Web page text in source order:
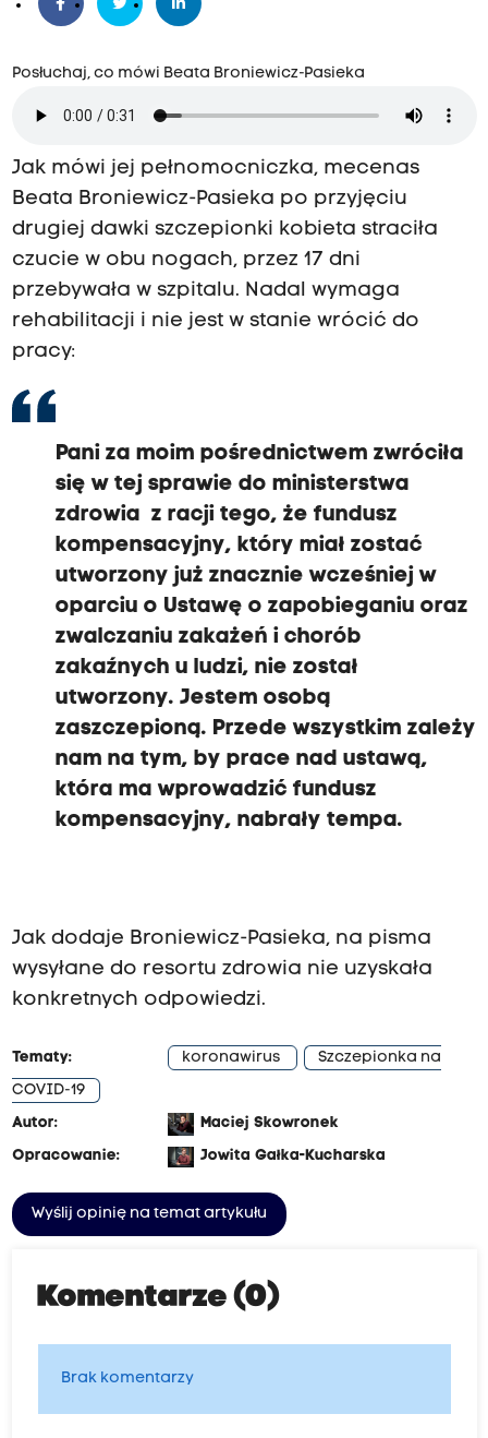
Posłuchaj, co mówi Beata Broniewicz-Pasieka
Jak mówi jej pełnomocniczka, mecenas
Beata Broniewicz-Pasieka po przyjęciu
drugiej dawki szczepionki kobieta straciła
czucie w obu nogach, przez 17 dni
przebywała w szpitalu. Nadal wymaga
rehabilitacji i nie jest w stanie wrócić do
pracy:
Pani za moim pośrednictwem zwróciła
się w tej sprawie do ministerstwa
zdrowia z racji tego, że fundusz
kompensacyjny, który miał zostać
utworzony już znacznie wcześniej w
oparciu o Ustawę o zapobieganiu oraz
zwalczaniu zakażeń i chorób
zakaźnych u ludzi, nie został
utworzony. Jestem osobą
zaszczepioną. Przede wszystkim zależy
nam na tym, by prace nad ustawą,
która ma wprowadzić fundusz
kompensacyjny, nabrały tempa.
Jak dodaje Broniewicz-Pasieka, na pisma
wysyłane do resortu zdrowia nie uzyskała
konkretnych odpowiedzi.
Tematy: koronawirus
Szczepionka na
COVID-19
Autor:
Maciej Skowronek
Opracowanie:
Jowita Gałka-Kucharska
Wyślij opinię na temat artykułu
Komentarze (0)
Brak komentarzy